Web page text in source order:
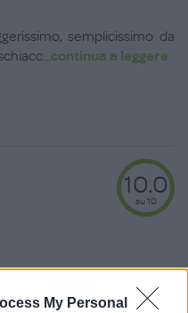
My Personal
semplicissimo da
...continua a leggere
10.0
su 10
e duraturo. Fino ai 3 anni
continua a leggere